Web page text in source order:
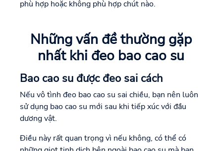
phù hợp hoặc không phù hợp chút nào.
Những vấn đề thường gặp
nhất khi đeo bao cao su
Bao cao su được đeo sai cách
Nếu vô tình đeo bao cao su sai chiều, bạn nên luôn
sử dụng bao cao su mới sau khi tiếp xúc với đầu
dương vật.
Điều này rất quan trọng vì nếu không, có thể có